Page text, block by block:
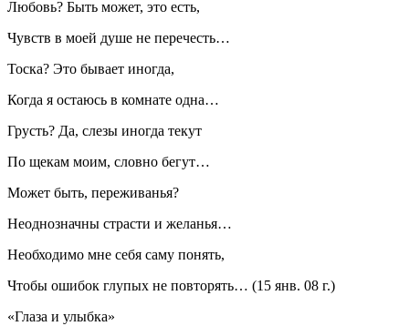
Любовь? Быть может, это есть,
Чувств в моей душе не перечесть…
Тоска? Это бывает иногда,
Когда я остаюсь в комнате одна…
Грусть? Да, слезы иногда текут
По щекам моим, словно бегут…
Может быть, переживанья?
Неоднозначны страсти и желанья…
Необходимо мне себя саму понять,
Чтобы ошибок глупых не повторять… (15 янв. 08 г.)
«Глаза и улыбка»